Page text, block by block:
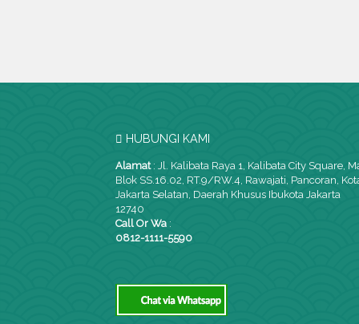
HUBUNGI KAMI
Alamat: Jl. Kalibata Raya 1, Kalibata City Square,
Blok SS.16.02, RT.9/RW.4, Rawajati, Pancoran,
Jakarta Selatan, Daerah Khusus Ibukota Jakarta
12740
Call Or Wa :
0812-1111-5590